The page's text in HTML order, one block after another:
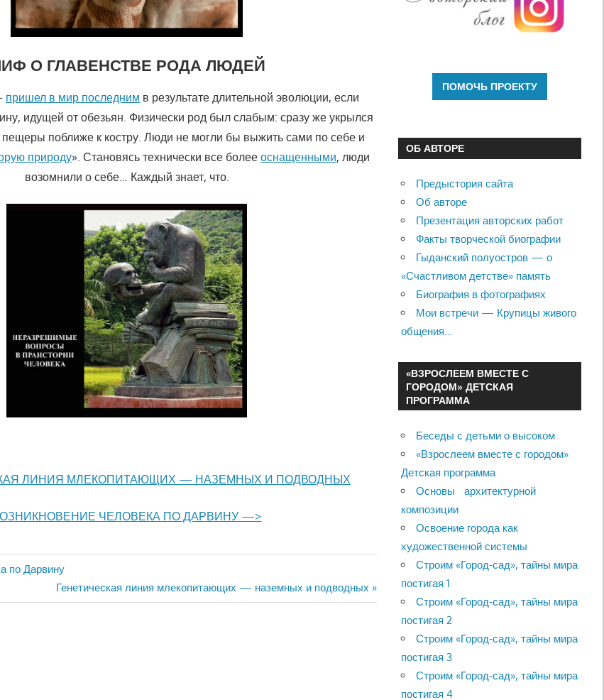
О ГЛАВЕНСТВЕ РОДА ЛЮДЕЙ
пришел в мир последним в результате длительной эволюции, если
идущей от обезьян. Физически род был слабым: сразу же укрылся
поближе к костру. Люди не могли бы выжить сами по себе и
природу». Становясь технически все болееоснащенными, люди
возомнили о себе… Каждый знает, что.
ЛИНИЯ МЛЕКОПИТАЮЩИХ — НАЗЕМНЫХ И ПОДВОДНЫХ
ЧЕЛОВЕКА ПО ДАРВИНУ —>
по Дарвину
Next
Post:
Генетическая линия млекопитающих — наземных и подводных
ОБ АВТОРЕ
Предыстория сайта
Об авторе
Презентация авторских работ
Факты творческой биографии
Гыданский полуостров — о
«Счастливом детстве» память
Биография в фотографиях
Мои встречи — Крупицы живого
общения…
«ВЗРОСЛЕЕМ ВМЕСТЕ С
ГОРОДОМ» ДЕТСКАЯ
ПРОГРАММА
Беседы с детьми о высоком
«Взрослеем вместе с городом»
Детская программа
Основы архитектурной
композиции
Освоение города как
художественной системы
Строим «Город-сад», тайны мира
постигая 1
Строим «Город-сад», тайны мира
постигая 2
Строим «Город-сад», тайны мира
постигая 3
Строим «Город-сад», тайны мира
постигая 4